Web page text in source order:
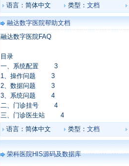
语言：简体中文
类型： 文档
融达数字医院帮助文档
融达数字医院FAQ
目录
一、系统配置 3
1、操作问题 3
2、数据问题 3
3、系统问题 4
二、门诊挂号 4
三、门诊医生站 4
语言：简体中文
类型： 文档
荣科医院HIS源码及数据库